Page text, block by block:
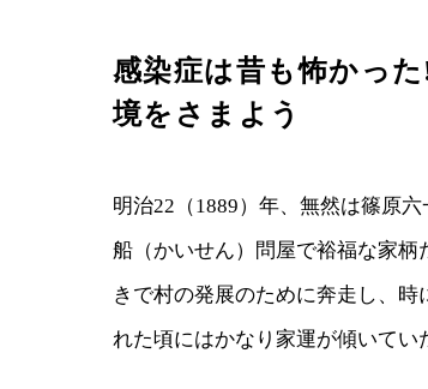
感染症は昔も怖かっ
境をさまよう
明治22（1889）年、無然は篠原
船（かいせん）問屋で裕福な家
きで村の発展のために奔走し、
れた頃にはかなり家運が傾いてい